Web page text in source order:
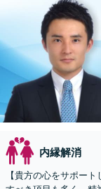
内縁解消
【貴方の心をサポー